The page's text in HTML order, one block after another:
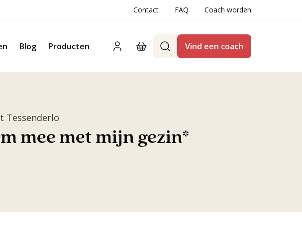
Contact FAQ Coach worden
Blog Producten Vind een coach
Tessenderlo
mee met mijn gezin*